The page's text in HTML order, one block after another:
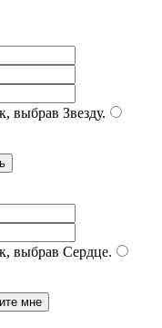
выбрав Звезду.
выбрав Сердце.